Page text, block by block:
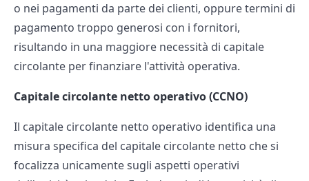
o nei pagamenti da parte dei clienti, oppure termini di
pagamento troppo generosi con i fornitori,
risultando in una maggiore necessità di capitale
circolante per finanziare l'attività operativa.
Capitale circolante netto operativo (CCNO)
Il capitale circolante netto operativo identifica una
misura specifica del capitale circolante netto che si
focalizza unicamente sugli aspetti operativi